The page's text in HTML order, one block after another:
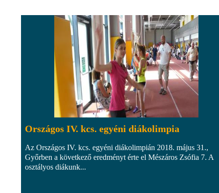
Országos IV. kcs. egyéni diákolimpia
Az Országos IV. kcs. egyéni diákolimpián 2018. május 31.,
Győrben a következő eredményt érte el Mészáros Zsófia 7. A
osztályos diákunk...